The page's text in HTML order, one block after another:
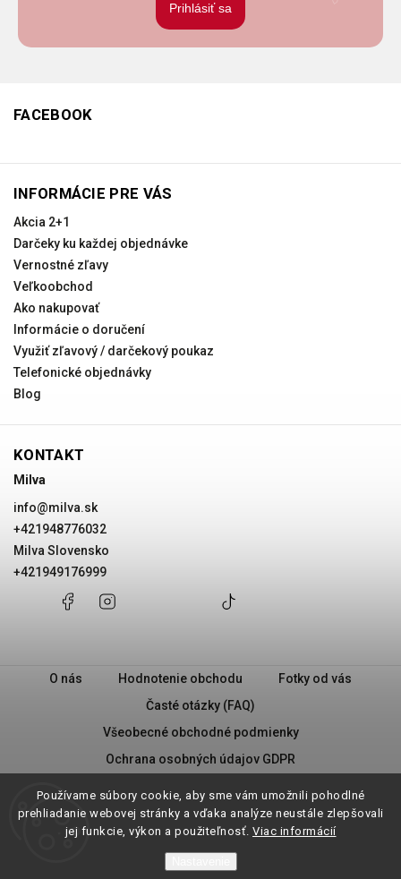
Používame súbory cookie, aby sme vám umožnili pohodlné
prehliadanie webovej stránky a vďaka analýze neustále zlepšovali
jej funkcie, výkon a použiteľnosť. Viac informácií
Prihlásiť sa
FACEBOOK
INFORMÁCIE PRE VÁS
Akcia 2+1
Darčeky ku každej objednávke
Vernostné zľavy
Veľkoobchod
Ako nakupovať
Informácie o doručení
Využiť zľavový / darčekový poukaz
Telefonické objednávky
Blog
KONTAKT
Milva
info@milva.sk
+421948776032
Milva Slovensko
+421949176999
+421948776032
Facebook
Slovensko
+421949176999
O nás Hodnotenie obchodu
Fotky od vás
Časté otázky (FAQ)
Všeobecné obchodné podmienky
Ochrana osobných údajov GDPR
Vrátenie tovaru
Milva.sk. Všetky práva vyhradené.